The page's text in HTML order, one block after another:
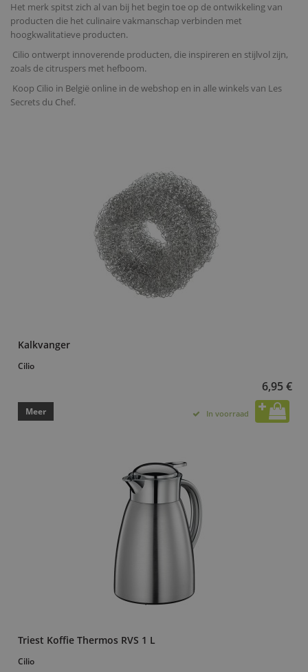
Het merk spitst zich al van bij het begin toe op de ontwikkeling van
producten die het culinaire vakmanschap verbinden met
hoogkwalitatieve producten.
Cilio ontwerpt innoverende producten, die inspireren en stijlvol zijn,
zoals de citruspers met hefboom.
Koop Cilio in België online in de webshop en in alle winkels van Les
Secrets du Chef.
Kalkvanger
Cilio
6,95 €
Meer In voorraad
Triest Koffie Thermos RVS 1 L
Cilio